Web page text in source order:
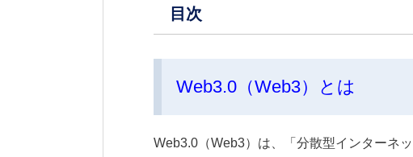
目次
Web3.0（Web3）とは
Web3.0（Web3）は、「分散型インターネ